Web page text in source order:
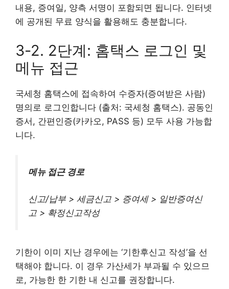
내용, 증여일, 양측 서명이 포함되면 됩니다. 인터넷
에 공개된 무료 양식을 활용해도 충분합니다.
3-2. 2단계: 홈택스 로그인 및
메뉴 접근
국세청 홈택스에 접속하여 수증자(증여받은 사람)
명의로 로그인합니다 (출처: 국세청 홈택스). 공동인
증서, 간편인증(카카오, PASS 등) 모두 사용 가능합
니다.
메뉴 접근 경로
신고/납부 > 세금신고 > 증여세 > 일반증여신
고 > 확정신고작성
기한이 이미 지난 경우에는 ‘기한후신고 작성’을 선
택해야 합니다. 이 경우 가산세가 부과될 수 있으므
로, 가능한 한 기한 내 신고를 권장합니다.